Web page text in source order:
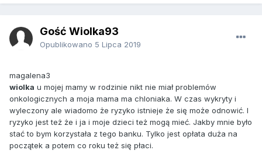
Gość Wiolka93
Opublikowano 5 Lipca 2019
magalena3
wiolka u mojej mamy w rodzinie nikt nie miał problemów
onkologicznych a moja mama ma chloniaka. W czas wykryty i
wyleczony ale wiadomo że ryzyko istnieje że się może odnowić. I
ryzyko jest też że i ja i moje dzieci też mogą mieć. Jakby mnie było
stać to bym korzystała z tego banku. Tylko jest opłata duża na
początek a potem co roku też się płaci.